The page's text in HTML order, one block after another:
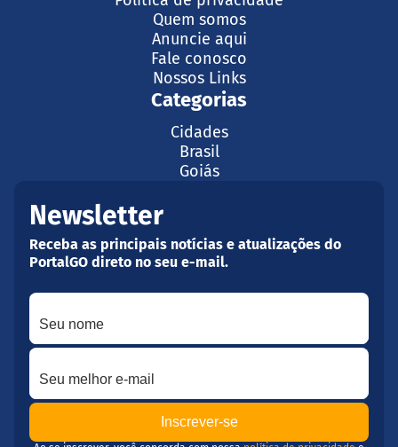
Quem somos
Anuncie aqui
Fale conosco
Nossos Links
Categorias
Cidades
Brasil
Goiás
Newsletter
Receba as principais notícias e atualizações do
PortalGO direto no seu e-mail.
Seu nome
Seu melhor e-mail